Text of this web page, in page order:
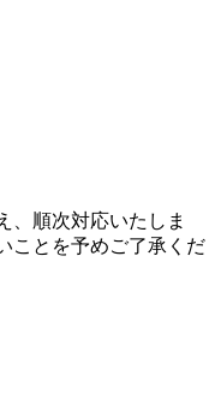
、順次対応いたしま
ことを予めご了承くだ